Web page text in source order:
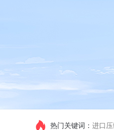
热门关键词： 进口